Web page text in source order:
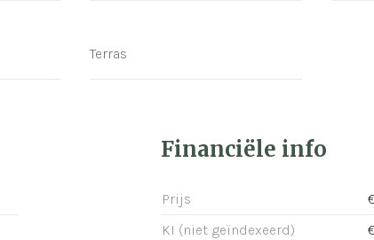
Terras
Financiële info
Prijs
KI (niet geïndexeerd)